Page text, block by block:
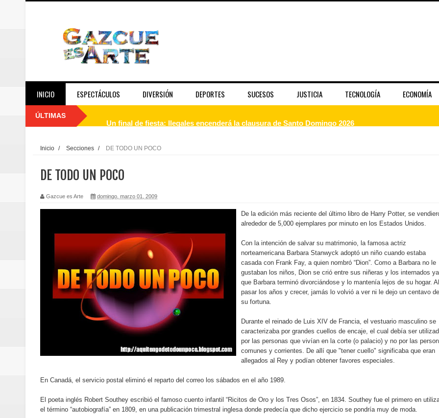
INICIO ESPECTÁCULOS DIVERSIÓN DEPORTES SUCESOS JUSTICIA TECNOLOGÍA ECONOMÍA
ÚLTIMAS
Juan Luis Guerra se acompaña del coro “Más que Vencedores” y nos regala el “Canto a la
de los Centroamericanos y del Caribe
Oscar Abreu cuestiona la interrupción del Premio Nacional de Artes Visuales
Embajada dominicana en Francia y Banreservas lanzan convocatoria para residencias artísticas
Pavel Núñez y su Bipolarband deslumbran con una noche de fusiones e invitados de lujo en el
Banreservas y Banco Popular abordan retos y oportunidades del sistema financiero nacional
“Los Rechazados 2” llega a los cines impulsada por la franquicia dominicana más taquillera del
Designan a Angelina Biviana Riveiro como vicepresidenta ejecutiva de Fiduciaria Reservas
Humano Seguros inaugura nueva localidad de Oficina Regional Este en La Romana
Banreservas destina RD$5,000 millones para emprendedoras en la segunda edición del Summit
Sexappeal celebra 25 años de trayectoria artística con nuevo álbum, renovación de su equipo y
Inicio / Secciones / DE TODO UN POCO
DE TODO UN POCO
Gazcue es Arte domingo, marzo 01, 2009
De la edición más reciente del último libro de Harry Potter, se
alrededor de 5,000 ejemplares por minuto en los Estados Unidos.
Con la intención de salvar su matrimonio, la famosa actriz
norteamericana Barbara Stanwyck adoptó un niño cuando estaba
casada con Frank Fay, a quien nombró “Dion”. Como a Barbara no le
gustaban los niños, Dion se crió entre sus niñeras y los internados ya
que Barbara terminó divorciándose y lo mantenía lejos de su hogar. Al
pasar los años y crecer, jamás lo volvió a ver ni le dejo un centavo de
su fortuna.
Durante el reinado de Luis XIV de Francia, el vestuario masculino se
caracterizaba por grandes cuellos de encaje, el cual debía ser
por las personas que vivían en la corte (o palacio) y no por las
comunes y corrientes. De allí que "tener cuello" significaba que eran
allegados al Rey y podían obtener favores especiales.
En Canadá, el servicio postal eliminó el reparto del correo los sábados en el año 1989.
El poeta inglés Robert Southey escribió el famoso cuento infantil “Ricitos de Oro y los Tres Osos”, en 1834. Southey fue el primero en
el término “autobiografía” en 1809, en una publicación trimestral inglesa donde predecía que dicho ejercicio se pondría muy de moda.